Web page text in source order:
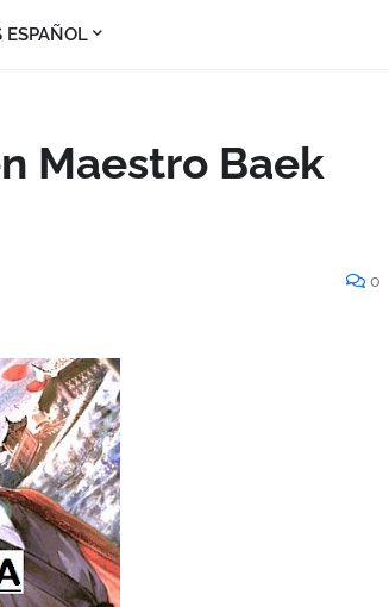
ESPAÑOL
Maestro Baek
0